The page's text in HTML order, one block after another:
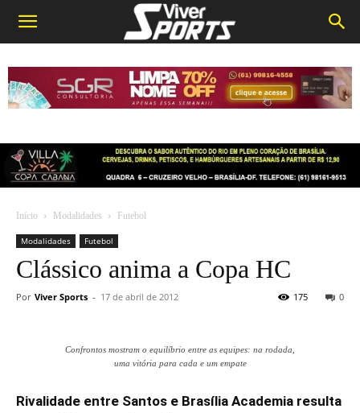
Início Modalidades Futebol
Modalidades Futebol
Clássico anima a Copa HC
Por Viver Sports - 17 de abril de 2012 0
175
Confrontos mostram o equilíbrio entre as equipes: na rodada,
uma vitória para cada e um empate
Rivalidade entre Santos e Brasília Academia resulta